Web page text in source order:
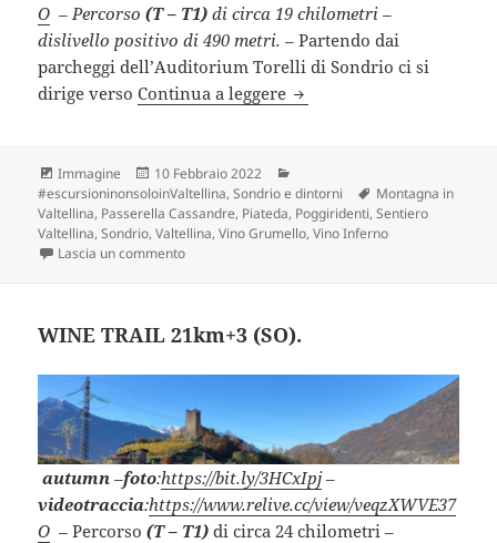
O – Percorso(T – T1) di circa 19 chilometri –
dislivello positivo di 490 metri. – Partendo dai
parcheggi dell’Auditorium Torelli di Sondrio ci si
dirige versoContinua a leggere Anello di POGGIRIDENTI
Formato
Immagine
Scritto
il
10 Febbraio 2022
#escursioninonsoloinValtellina,Sondrio e dintorni Tag
Montagna in
Valtellina, Passerella Cassandre, Piateda, Poggiridenti,Sentiero
Valtellina,Sondrio,Valtellina,Vino Grumello,Vino Inferno
Lascia un commentosu Anello di POGGIRIDENTI (SO).
WINE TRAIL 21km+3 (SO).
autumn –foto:https://bit.ly/3HCxIpj –
videotraccia:https://www.relive.cc/view/veqzXWVE37
O –Percorso(T – T1) di circa 24 chilometri –